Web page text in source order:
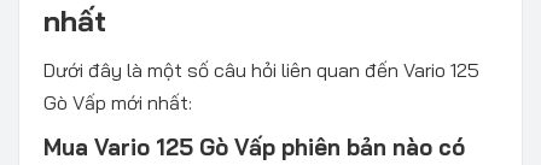
nhất
Dưới đây là một số câu hỏi liên quan đến Vario 125
Gò Vấp mới nhất:
Mua Vario 125 Gò Vấp phiên bản nào có